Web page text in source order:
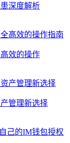
深度解析
效的操作
管理新选择